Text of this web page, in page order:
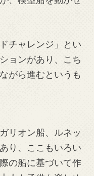
チャレンジ」とい
ョンがあり、こち
がら進むというも
リオン船、ルネッ
り、ここもいろい
の船に基づいて作